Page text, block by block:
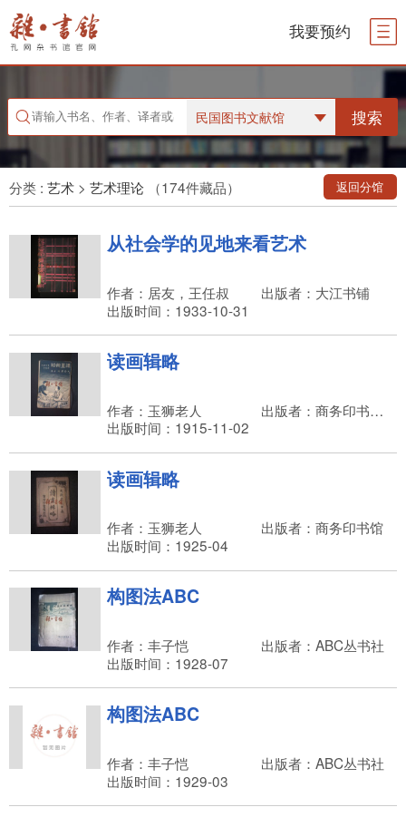
我要预约
民国图书文献馆 搜索
分类 : 艺术 > 艺术理论 （174件藏品） 返回分馆
从社会学的见地来看艺术
作者：居友，王任叔
出版者：大江书铺
出版时间：1933-10-31
读画辑略
作者：玉狮老人
出版者：商务印书馆，印有模
出版时间：1915-11-02
读画辑略
作者：玉狮老人
出版者：商务印书馆
出版时间：1925-04
构图法ABC
作者：丰子恺
出版者：ABC丛书社
出版时间：1928-07
构图法ABC
作者：丰子恺
出版者：ABC丛书社
出版时间：1929-03